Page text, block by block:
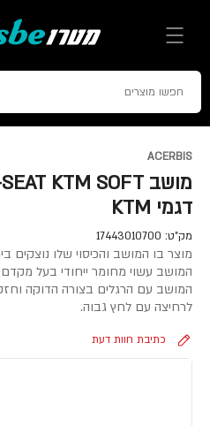
ACERBIS
דגמי KTM
מק"ט: 17443010700
מוצר בו המושב והכיסוי שלו נוצקים
המושב עשוי מחומר ייחודי בעל
המושב עם הרגלים בצורה הדוקה
לרחיצה עם לחץ גבוה.
כתיבת חוות דעת